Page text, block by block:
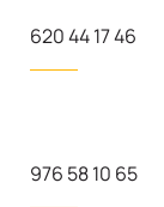
620 44 17 46
976 58 10 65